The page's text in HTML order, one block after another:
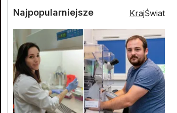
Najpopularniejsze KrajŚwiat